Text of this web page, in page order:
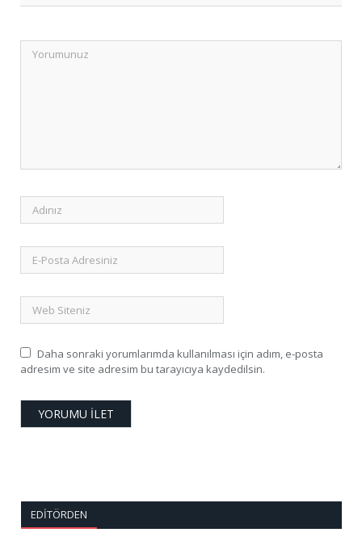
Daha sonraki yorumlarımda kullanılması için adım, e-posta
adresim ve site adresim bu tarayıcıya kaydedilsin.
EDITÖRDEN